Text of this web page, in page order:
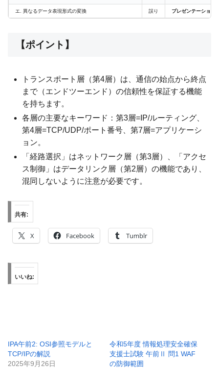
エ. 異なるデータ表現形式の変換 誤り プレゼンテーション
【ポイント】
トランスポート層（第4層）は、通信の始点から終点
まで（エンドツーエンド）の信頼性を保証する機能
を持ちます。
各層の主要なキーワード：第3層=IP/ルーティング、
第4層=TCP/UDP/ポート番号、第7層=アプリケーシ
ョン。
「経路選択」はネットワーク層（第3層）、「アクセ
ス制御」はデータリンク層（第2層）の機能であり、
混同しないように注意が必要です。
共有:
X Facebook Tumblr
いいね:
IPA午前2: OSI参照モデルと
TCP/IPの解説
2025年9月26日
令和5年度 情報処理安全確保
支援士試験 午前Ⅱ 問1 WAF
の防御範囲